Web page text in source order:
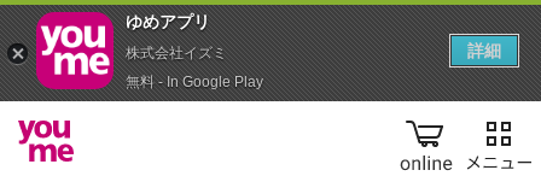
online
ゆめアプ‪リ‬
株式会社イズミ
無料 - In Google Play
詳細